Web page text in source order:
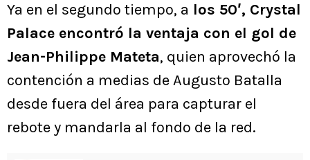
Ya en el segundo tiempo, a los 50′, Crystal
Palace encontró la ventaja con el gol de
Jean-Philippe Mateta, quien aprovechó la
contención a medias de Augusto Batalla
desde fuera del área para capturar el
rebote y mandarla al fondo de la red.